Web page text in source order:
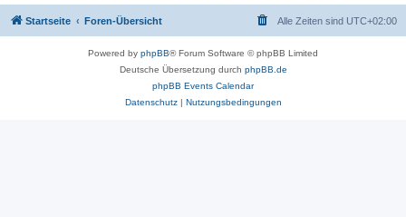
Startseite Foren-Übersicht Alle Zeiten sind UTC+02:00
Powered by phpBB® Forum Software © phpBB Limited
Deutsche Übersetzung durch phpBB.de
phpBB Events Calendar
Datenschutz| Nutzungsbedingungen